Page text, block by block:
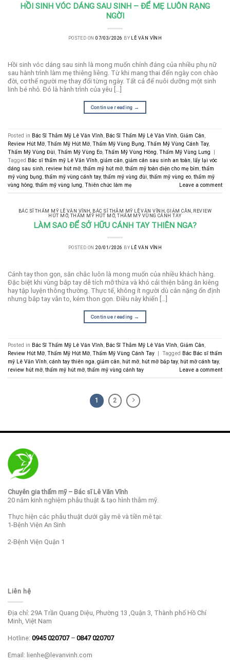
HỒI SINH VÓC DÁNG SAU SINH – ĐỂ MẸ LUÔN RẠNG
NGỜI
POSTED ON07/03/2026 BY LÊ VĂN VĨNH
Hồi sinh vóc dáng sau sinh là mong muốn chính đáng của nhiều phụ nữ
sau hành trình làm mẹ thiêng liêng. Từ khi mang thai đến ngày con chào
đời, cơ thể người mẹ thay đổi từng ngày. Tất cả để nuôi dưỡng một sinh
linh bé nhỏ. Đó là hành trình của yêu […]
Continue reading →
Posted in Bác Sĩ Thẫm Mỹ Lê Văn Vĩnh, Bác Sĩ Thẩm Mỹ Lê Văn Vĩnh, Giảm Cân,
Review Hút Mỡ, Thẩm Mỹ Hút Mỡ, Thẩm Mỹ Vùng Bụng, Thẩm Mỹ Vùng Cánh Tay,
Thẩm Mỹ Vùng Đùi, Thẩm Mỹ Vùng Eo, Thẩm Mỹ Vùng Hông, Thẩm Mỹ Vùng Lưng
|
Tagged Bác sĩ thẩm mỹ Lê Văn Vĩnh, giảm cân, giảm cân sau sinh an toàn, lấy lại vóc
dáng sau sinh, review hút mỡ, thẩm mỹ hút mỡ, thẩm mỹ toàn diện cho mẹ bỉm, thẩm
mỹ vùng bụng, thẩm mỹ vùng cánh tay, thẩm mỹ vùng đùi, thẩm mỹ vùng eo, thẩm mỹ
vùng hông, thẩm mỹ vùng lưng, Thiên chức làm mẹ Leave a comment
BÁC SĨ THẨM MỸ LÊ VĂN VĨNH, BÁC SĨ THẪM MỸ LÊ VĂN VĨNH, GIẢM CÂN , REVIEW
HÚT MỠ, THẨM MỸ HÚT MỠ,THẨM MỸ VÙNG CÁNH TAY
LÀM SAO ĐỂ SỞ HỮU CÁNH TAY THIÊN NGA?
POSTED ON20/01/2026 BY LÊ VĂN VĨNH
Cánh tay thon gọn, săn chắc luôn là mong muốn của nhiều khách hàng.
Đặc biệt khi vùng bắp tay dễ tích mỡ thừa và khó cải thiện bằng ăn kiêng
hay tập luyện thông thường. Thực tế, không ít người dù cân nặng ổn định
nhưng bắp tay vẫn to, kém thon gọn. Điều này khiến […]
Continue reading →
Posted in Bác Sĩ Thẩm Mỹ Lê Văn Vĩnh, Bác Sĩ Thẫm Mỹ Lê Văn Vĩnh, Giảm Cân,
Review Hút Mỡ, Thẩm Mỹ Hút Mỡ, Thẩm Mỹ Vùng Cánh Tay | Tagged Bác Bác sĩ thẩm
mỹ Lê Văn Vĩnh, cánh tay thiên nga, giảm cân, hút mỡ, hút mỡ bắp tay, hút mỡ cánh tay,
review hút mỡ, thẩm mỹ hút mỡ, thẩm mỹ vùng cánh tay Leave a comment
1 2
Chuyên gia thẩm mỹ – Bác sĩ Lê Văn Vĩnh
20 năm kinh nghiệm phẫu thuật & tạo hình thẫm mỹ.
Thực hiện các phẫu thuật dưới gây mê và tiền mê tại:
1-Bệnh Viện An Sinh
2-Bệnh Viện Quận 1
Liên hệ
Địa chỉ: 29A Trần Quang Diệu, Phường 13 ,Quận 3, Thành phố Hồ Chí
Minh, Việt Nam
Hotline: 0945 020707– 0847 020707
Email: lienhe@levanvinh.com